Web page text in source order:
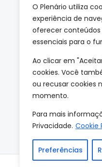
O Plenário utiliza
experiência de
oferecer conteúdos
essenciais para o
Ao clicar em
cookies. Você
ou recusar cookies
momento.
Para mais
Privacidade. Cookie
Preferências
Somos uma
jornalismo
acompanha de
sociedade se
(CNPJ: